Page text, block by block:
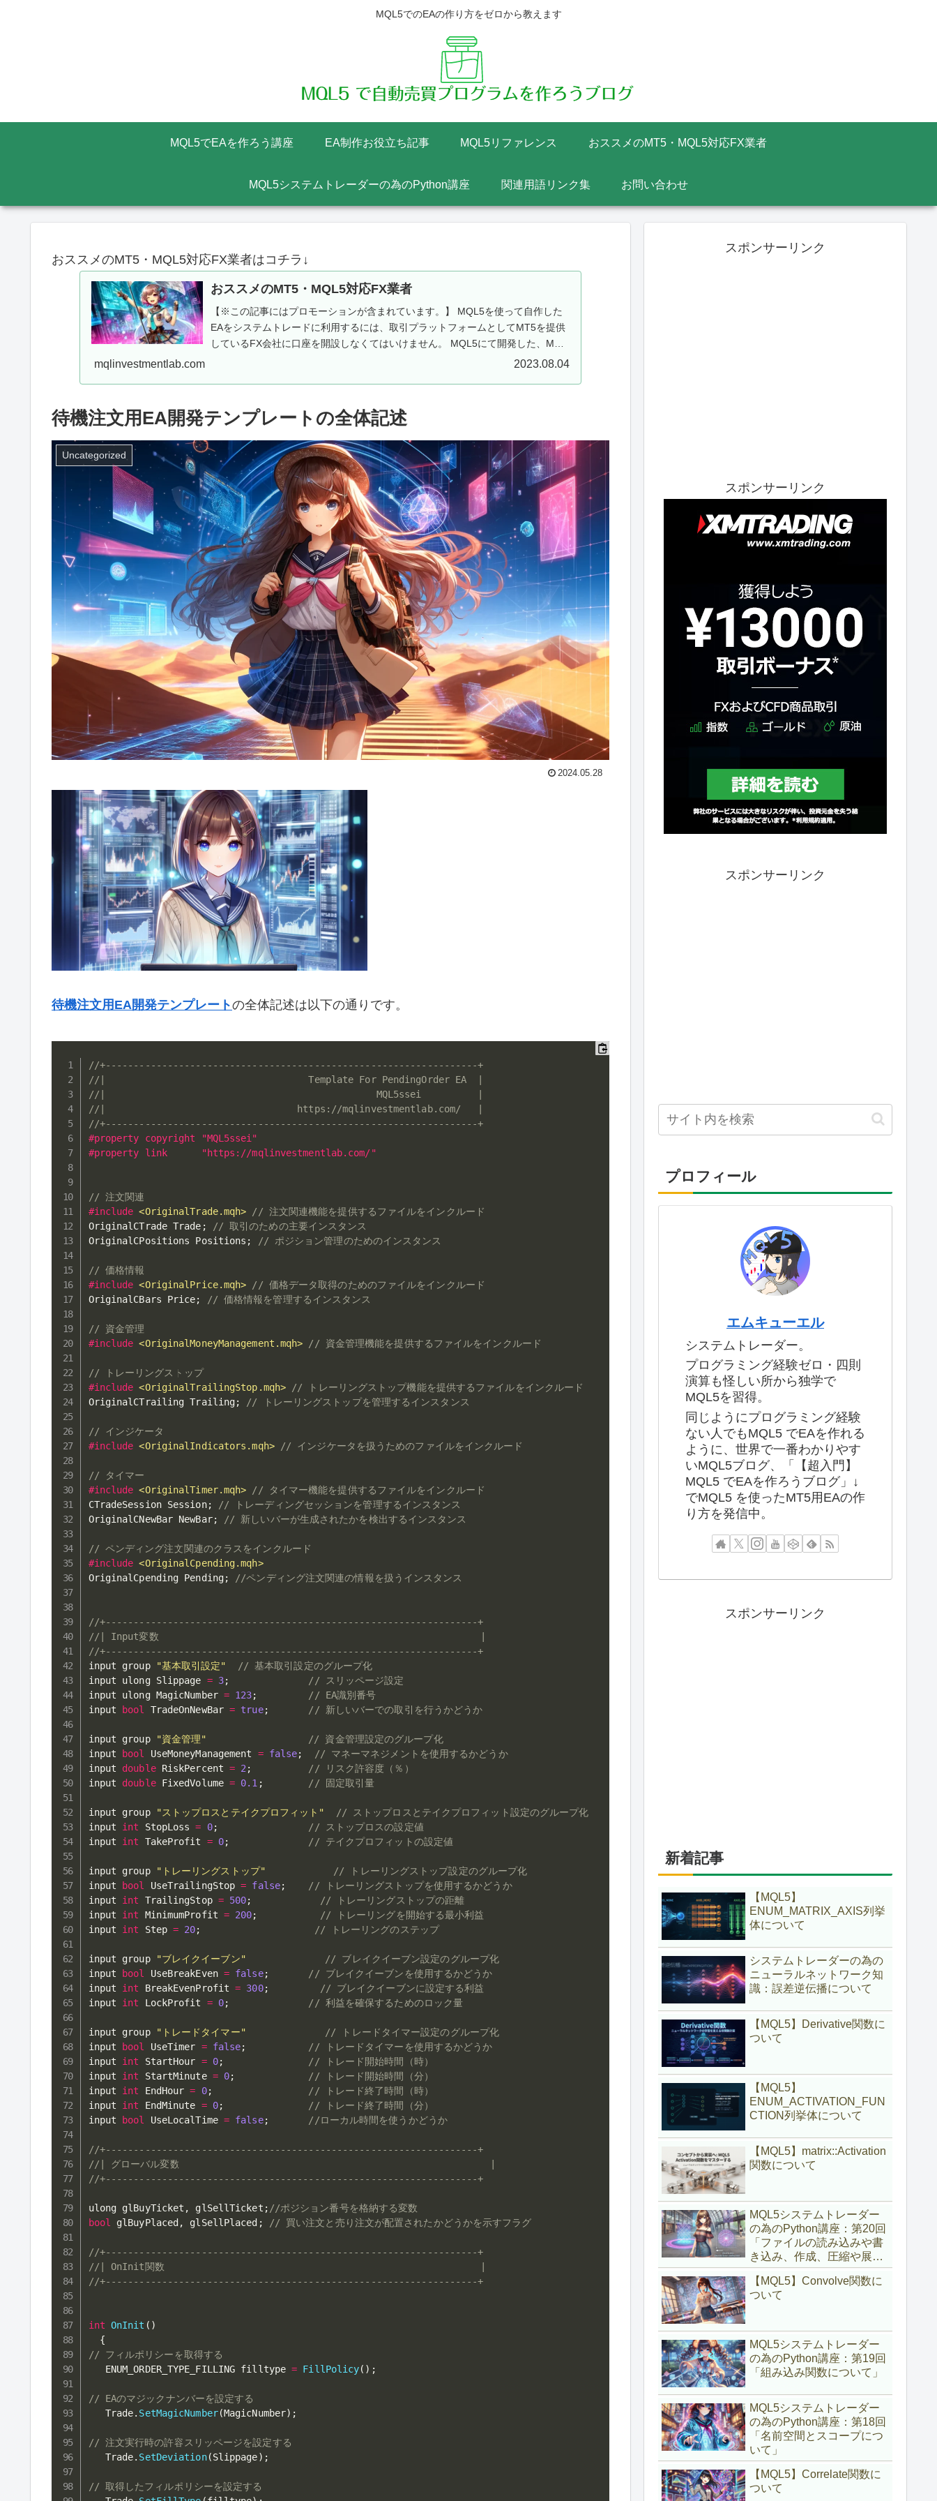
MQL5でのEAの作り方をゼロから教えます
MQL5でEAを作ろう講座 EA制作お役立ち記事 MQL5リファレンス おススメのMT5・MQL5対応FX業者
MQL5システムトレーダーの為のPython講座 関連用語リンク集 お問い合わせ
おススメのMT5・MQL5対応FX業者はコチラ↓
おススメのMT5・MQL5対応FX業者
【※この記事にはプロモーションが含まれています。】 MQL5を使って自作した
EAをシステムトレードに利用するには、取引プラットフォームとしてMT5を提供
しているFX会社に口座を開設しなくてはいけません。 MQL5にて開発した、MT5
mqlinvestmentlab.com 2023.08.04
待機注文用EA開発テンプレートの全体記述
Uncategorized
2024.05.28
待機注文用EA開発テンプレートの全体記述は以下の通りです。
//+------------------------------------------------------------------+
//|                                    Template For PendingOrder EA  |
//|                                                MQL5ssei          |
//|                                  https://mqlinvestmentlab.com/   |
//+------------------------------------------------------------------+
#property copyright "MQL5ssei"
#property link      "https://mqlinvestmentlab.com/"
// 注文関連
#include <OriginalTrade.mqh>
// 注文関連機能を提供するファイルをインクルード
OriginalCTrade Trade ;
// 取引のための主要インスタンス
OriginalCPositions Positions ; // ポジション管理のためのインスタンス
// 価格情報
#include <OriginalPrice.mqh>
// 価格データ取得のためのファイルをインクルード
OriginalCBars Price; // 価格情報を管理するインスタンス
// 資金管理
#include <OriginalMoneyManagement.mqh> // 資金管理機能を提供するファイルをインクルード
// トレーリングストップ
#include <OriginalTrailingStop.mqh>
// トレーリングストップ機能を提供するファイルをインクルード
OriginalCTrailing Trailing; // トレーリングストップを管理するインスタンス
// インジケータ
#include <OriginalIndicators.mqh> // インジケータを扱うためのファイルをインクルード
// タイマー
#include <OriginalTimer.mqh>
// タイマー機能を提供するファイルをインクルード
CTradeSession Session;
// トレーディングセッションを管理するインスタンス
OriginalCNewBar NewBar; // 新しいバーが生成されたかを検出するインスタンス
// ペンディング注文関連のクラスをインクルード
#include <OriginalCpending.mqh>
OriginalCpending Pending; //ペンディング注文関連の情報を扱うインスタンス
//+------------------------------------------------------------------+
//| Input変数                                                         |
//+------------------------------------------------------------------+
input group
"基本取引設定"
// 基本取引設定のグループ化
input ulong Slippage = 3;
// スリッページ設定
input ulong MagicNumber = 123;
// EA識別番号
input
bool TradeOnNewBar = true; // 新しいバーでの取引を行うかどうか
input group "資金管理"
// 資金管理設定のグループ化
input
bool UseMoneyManagement = false;
// マネーマネジメントを使用するかどうか
input double RiskPercent = 2 ;
// リスク許容度（％）
input double FixedVolume = 0.1 ; // 固定取引量
input group "ストップロスとテイクプロフィット"
// ストップロスとテイクプロフィット設定のグループ化
input int StopLoss = 0;
// ストップロスの設定値
input int TakeProfit = 0; // テイクプロフィットの設定値
input group "トレーリングストップ"
// トレーリングストップ設定のグループ化
input
bool UseTrailingStop = false;
// トレーリングストップを使用するかどうか
input int TrailingStop = 500;
// トレーリングストップの距離
input int MinimumProfit = 200;
// トレーリングを開始する最小利益
input int Step = 20; // トレーリングのステップ
input group "ブレイクイーブン"
// ブレイクイーブン設定のグループ化
input
bool UseBreakEven = false;
// ブレイクイーブンを使用するかどうか
input int BreakEvenProfit = 300;
// ブレイクイーブンに設定する利益
input int LockProfit = 0; // 利益を確保するためのロック量
input group "トレードタイマー"
// トレードタイマー設定のグループ化
input
bool UseTimer = false;
// トレードタイマーを使用するかどうか
input int StartHour = 0;
// トレード開始時間（時）
input int StartMinute = 0;
// トレード開始時間（分）
input int EndHour = 0;
// トレード終了時間（時）
input int EndMinute = 0;
// トレード終了時間（分）
input
bool UseLocalTime = false; //ローカル時間を使うかどうか
//+------------------------------------------------------------------+
//| グローバル変数                                                       |
//+------------------------------------------------------------------+
ulong glBuyTicket , glSellTicket ; //ポジション番号を格納する変数
bool
glBuyPlaced , glSellPlaced ; // 買い注文と売り注文が配置されたかどうかを示すフラグ
//+------------------------------------------------------------------+
//| OnInit関数                                                        |
//+------------------------------------------------------------------+
int OnInit ( )
{
// フィルポリシーを取得する
   ENUM_ORDER_TYPE_FILLING filltype
= FillPolicy( ) ;
// EAのマジックナンバーを設定する
   Trade
. SetMagicNumber(MagicNumber) ;
// 注文実行時の許容スリッページを設定する
   Trade
. SetDeviation(Slippage) ;
// 取得したフィルポリシーを設定する
スポンサーリンク
スポンサーリンク
スポンサーリンク
プロフィール
エムキューエル
システムトレーダー。
プログラミング経験ゼロ・四則
演算も怪しい所から独学で
MQL5を習得。
同じようにプログラミング経験
ない人でもMQL5 でEAを作れる
ように、世界で一番わかりやす
いMQL5ブログ、「【超入門】
MQL5 でEAを作ろうブログ」↓
でMQL5 を使ったMT5用EAの作
り方を発信中。
スポンサーリンク
新着記事
【MQL5】
ENUM_MATRIX_AXIS列挙
体について
システムトレーダーの為の
ニューラルネットワーク知
識：誤差逆伝播について
【MQL5】Derivative関数に
ついて
【MQL5】
ENUM_ACTIVATION_FUN
CTION列挙体について
【MQL5】matrix::Activation
関数について
MQL5システムトレーダー
の為のPython講座：第20回
「ファイルの読み込みや書
き込み、作成、圧縮や展開
について」
【MQL5】Convolve関数に
ついて
MQL5システムトレーダー
の為のPython講座：第19回
「組み込み関数について」
MQL5システムトレーダー
の為のPython講座：第18回
「名前空間とスコープにつ
いて」
【MQL5】Correlate関数に
ついて